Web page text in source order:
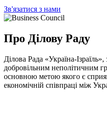
Зв'язатися з нами
Про Ділову Раду
Ділова Рада «Україна-
добровільним неполітичним
основною метою якого є
економічній співпраці між